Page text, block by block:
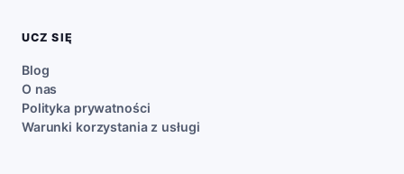
UCZ SIĘ
Blog
O nas
Polityka prywatności
Warunki korzystania z usługi